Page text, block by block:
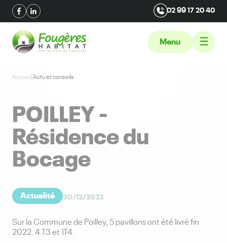
02 99 17 20 40
Menu
Accueil|Actu et conseils
POILLEY -
Résidence du
Bocage
Actualité 30/12/2022
Sur la Commune de Poilley, 5 pavillons ont été livré fin
2022. 4 T3 et 1T4.